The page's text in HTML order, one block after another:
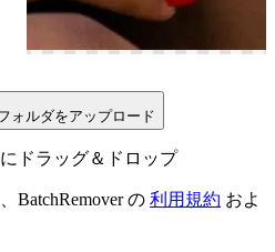
ォルダをアップロード
ドラッグ＆ドロップ
BatchRemover の 利用規約 およ